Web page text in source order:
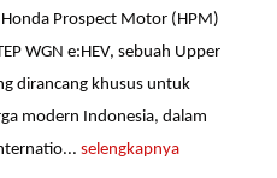
Honda Prospect Motor (HPM)
WGN e:HEV, sebuah Upper
dirancang khusus untuk
modern Indonesia, dalam
selengkapnya